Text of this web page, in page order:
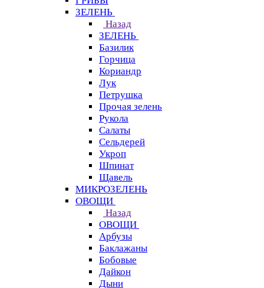
ЗЕЛЕНЬ
Назад
ЗЕЛЕНЬ
Базилик
Горчица
Кориандр
Лук
Петрушка
Прочая зелень
Рукола
Салаты
Сельдерей
Укроп
Шпинат
Щавель
МИКРОЗЕЛЕНЬ
ОВОЩИ
Назад
ОВОЩИ
Арбузы
Баклажаны
Бобовые
Дайкон
Дыни